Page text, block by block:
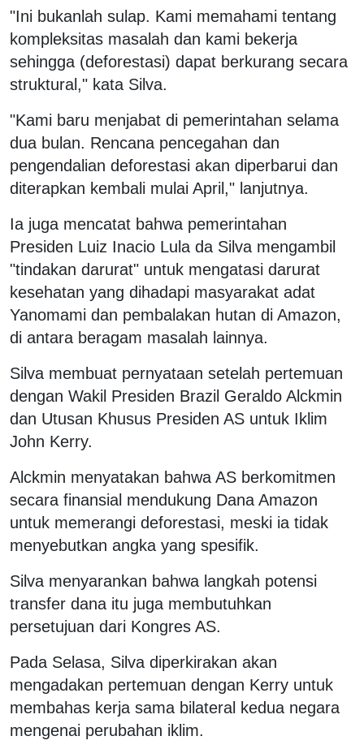
"Ini bukanlah sulap. Kami memahami tentang
kompleksitas masalah dan kami bekerja
sehingga (deforestasi) dapat berkurang secara
struktural," kata Silva.
"Kami baru menjabat di pemerintahan selama
dua bulan. Rencana pencegahan dan
pengendalian deforestasi akan diperbarui dan
diterapkan kembali mulai April," lanjutnya.
Ia juga mencatat bahwa pemerintahan
Presiden Luiz Inacio Lula da Silva mengambil
"tindakan darurat" untuk mengatasi darurat
kesehatan yang dihadapi masyarakat adat
Yanomami dan pembalakan hutan di Amazon,
di antara beragam masalah lainnya.
Silva membuat pernyataan setelah pertemuan
dengan Wakil Presiden Brazil Geraldo Alckmin
dan Utusan Khusus Presiden AS untuk Iklim
John Kerry.
Alckmin menyatakan bahwa AS berkomitmen
secara finansial mendukung Dana Amazon
untuk memerangi deforestasi, meski ia tidak
menyebutkan angka yang spesifik.
Silva menyarankan bahwa langkah potensi
transfer dana itu juga membutuhkan
persetujuan dari Kongres AS.
Pada Selasa, Silva diperkirakan akan
mengadakan pertemuan dengan Kerry untuk
membahas kerja sama bilateral kedua negara
mengenai perubahan iklim.